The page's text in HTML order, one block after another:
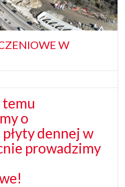
W
o
dennej w
prowadzimy